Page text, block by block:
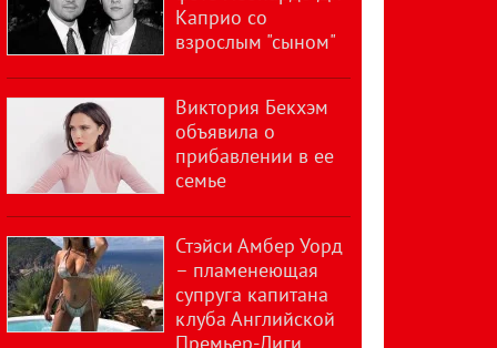
Каприо со
взрослым "сыном"
Виктория Бекхэм
объявила о
прибавлении в ее
семье
Стэйси Амбер Уорд
– пламенеющая
супруга капитана
клуба Английской